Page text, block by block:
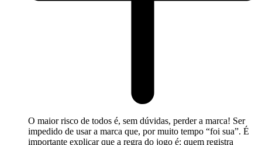
O maior risco de todos é, sem dúvidas, perder a marca! Ser
impedido de usar a marca que, por muito tempo “foi sua”. É
importante explicar que a regra do jogo é: quem registra